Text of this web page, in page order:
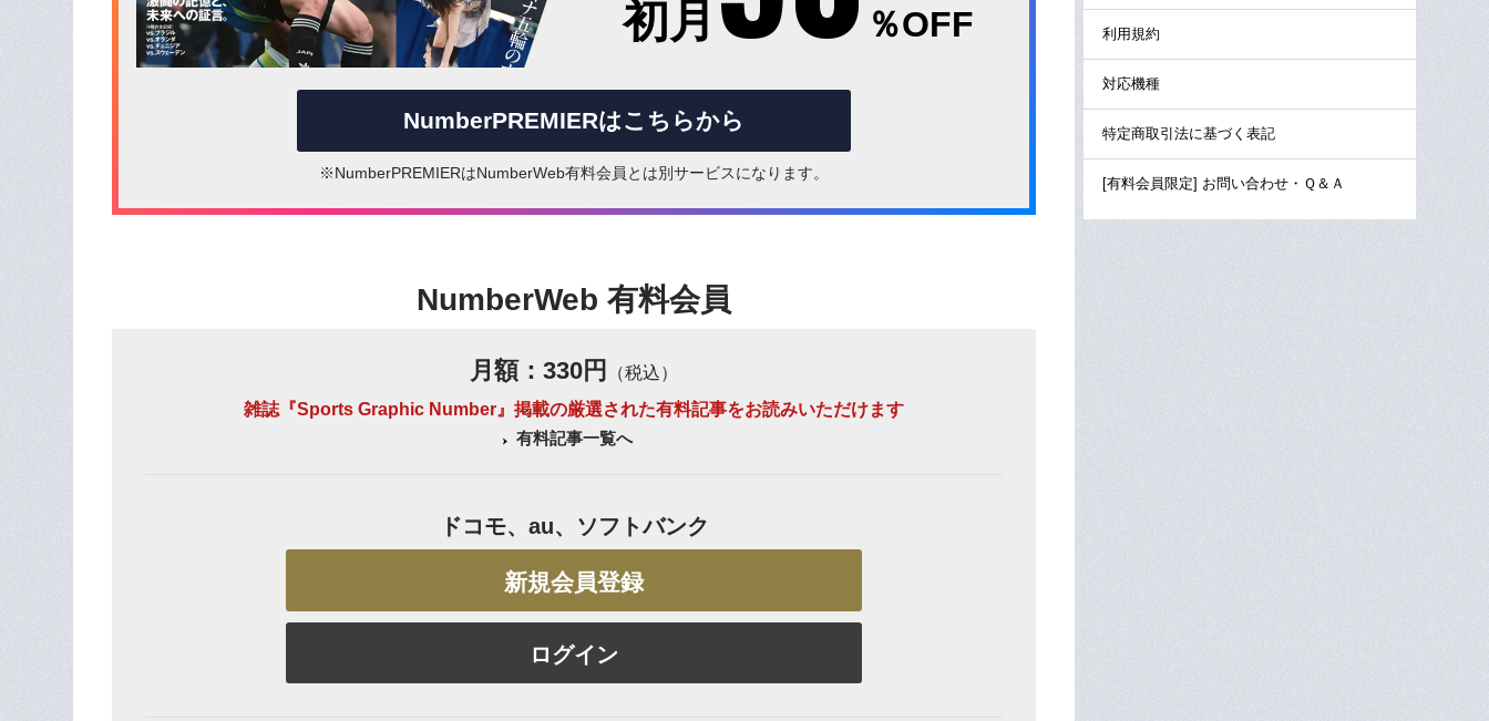
初月 ％OFF
NumberPREMIERはこちらから
※NumberPREMIERはNumberWeb有料会員とは別サービスになります。
NumberWeb 有料会員
月額：330円
（税込）
雑誌『Sports Graphic Number』掲載の厳選された有料記事をお読みいただけます
有料記事一覧へ
ドコモ、au、ソフトバンク
新規会員登録
ログイン
利用規約
対応機種
特定商取引法に基づく表記
[有料会員限定] お問い合わせ・Ｑ＆Ａ